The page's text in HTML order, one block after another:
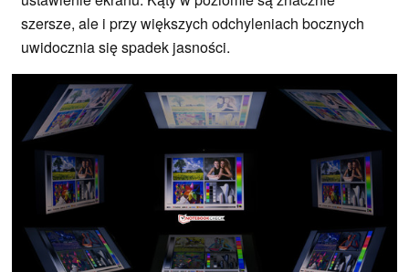
szersze, ale i przy większych odchyleniach bocznych
uwidocznia się spadek jasności.